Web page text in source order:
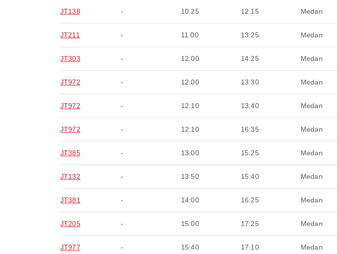
JT138 - 10:25 12:15 Medan
JT211 - 11:00 13:25 Medan
JT303 - 12:00 14:25 Medan
JT972 - 12:00 13:30 Medan
JT972 - 12:10 13:40 Medan
JT972 - 12:10 16:35 Medan
JT385 - 13:00 15:25 Medan
JT132 - 13:50 15:40 Medan
JT381 - 14:00 16:25 Medan
JT205 - 15:00 17:25 Medan
JT977 - 15:40 17:10 Medan